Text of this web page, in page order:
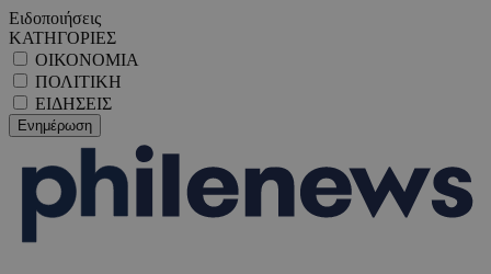
Ειδοποιήσεις
ΚΑΤΗΓΟΡΙΕΣ
ΟΙΚΟΝΟΜΙΑ
ΠΟΛΙΤΙΚΗ
ΕΙΔΗΣΕΙΣ